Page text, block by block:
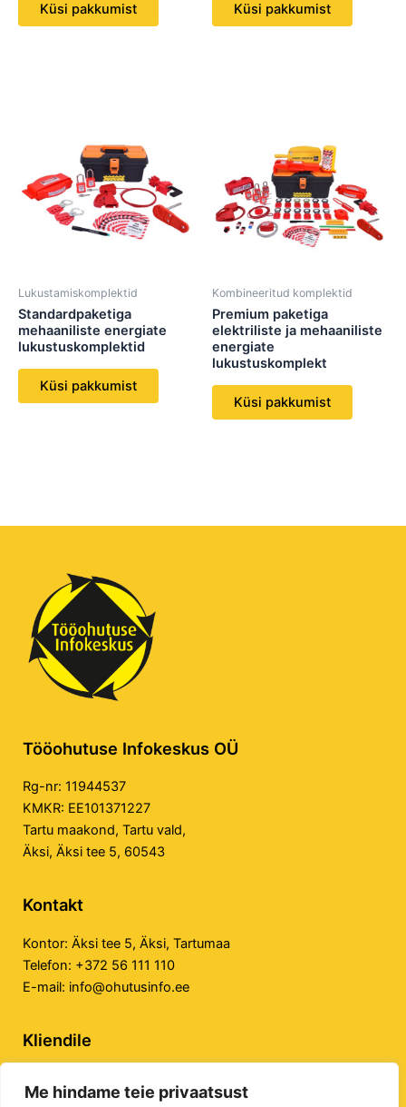
Me hindame teie privaatsust
Küsi pakkumist Küsi pakkumist
Lukustamiskomplektid
Standardpaketiga
mehaaniliste energiate
lukustuskomplektid
Küsi pakkumist
Kombineeritud komplektid
Premium paketiga
elektriliste ja mehaaniliste
energiate
lukustuskomplekt
Küsi pakkumist
Tööohutuse Infokeskus OÜ
Rg-nr: 11944537
KMKR: EE101371227
Tartu maakond, Tartu vald,
Äksi, Äksi tee 5, 60543
Kontakt
Kontor: Äksi tee 5, Äksi, Tartumaa
Telefon: +372 56 111 110
E-mail: info@ohutusinfo.ee
Kliendile
Veebilehe kasutustingimused